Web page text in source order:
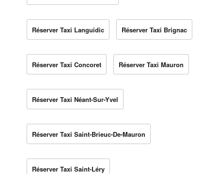
Réserver Taxi Languidic Réserver Taxi Brignac
Réserver Taxi Concoret Réserver Taxi Mauron
Réserver Taxi Néant-Sur-Yvel
Réserver Taxi Saint-Brieuc-De-Mauron
Réserver Taxi Saint-Léry